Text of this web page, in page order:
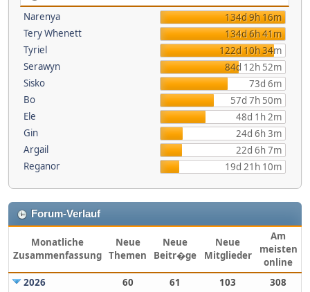
Narenya
134d 9h 16m
Tery Whenett
134d 6h 41m
Tyriel
122d 10h 34m
Serawyn
84d 12h 52m
Sisko
73d 6m
Bo
57d 7h 50m
Ele
48d 1h 2m
Gin
24d 6h 3m
Argail
22d 6h 7m
Reganor
19d 21h 10m
Forum-Verlauf
Monatliche
Zusammenfassung
Neue
Themen
Neue
Beitr�ge
Neue
Mitglieder
Am
meisten
online
2026
60 61 103
308